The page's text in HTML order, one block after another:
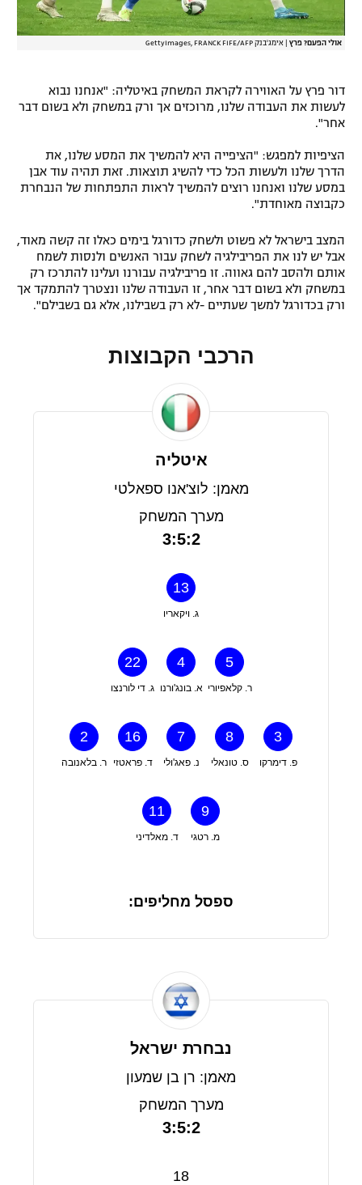
אולי הפעם? פרץ אימג'בנק GettyImages, FRANCK FIFE/AFP
דור פרץ על האווירה לקראת המשחק באיטליה: "אנחנו נבוא
לעשות את העבודה שלנו, מרוכזים אך ורק במשחק ולא בשום דבר
אחר".
הציפיות למפגש: "הציפייה היא להמשיך את המסע שלנו, את
הדרך שלנו ולעשות הכל כדי להשיג תוצאות. זאת תהיה עוד אבן
במסע שלנו ואנחנו רוצים להמשיך לראות התפתחות של הנבחרת
כקבוצה מאוחדת".
המצב בישראל לא פשוט ולשחק כדורגל בימים כאלו זה קשה מאוד,
אבל יש לנו את הפריבילגיה לשחק עבור האנשים ולנסות לשמח
אותם ולהסב להם גאווה. זו פריבילגיה עבורנו ועלינו להתרכז רק
במשחק ולא בשום דבר אחר, זו העבודה שלנו ונצטרך להתמקד אך
ורק בכדורגל למשך שעתיים -לא רק בשבילנו, אלא גם בשבילם".
הרכבי הקבוצות
איטליה
מאמן: לוצ'אנו ספאלטי
מערך המשחק
3:5:2
13
ג. ויקאריו
22
ג. די לורנצו
4
א. בונג'ורנו
5
ר. קלאפיורי
2
ר. בלאנובה
16
ד. פראטזי
7
נ. פאג'ולי
8
ס. טונאלי
3
פ. דימרקו
11
ד. מאלדיני
9
מ. רטגי
ספסל מחליפים:
נבחרת ישראל
מאמן: רן בן שמעון
מערך המשחק
3:5:2
18